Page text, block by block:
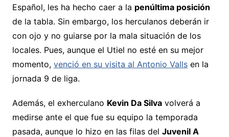
Español, les ha hecho caer a la penúltima posición
de la tabla. Sin embargo, los herculanos deberán ir
con ojo y no guiarse por la mala situación de los
locales. Pues, aunque el Utiel no esté en su mejor
momento, venció en su visita al Antonio Vallsen la
jornada 9 de liga.
Además, el exherculano Kevin Da Silvavolverá a
medirse ante el que fue su equipo la temporada
pasada, aunque lo hizo en las filas del Juvenil A